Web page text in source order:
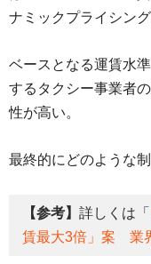
ナミックプライシン
ベースとなる運賃水
するタクシー事業者
性が高い。
最終的にどのような
【参考】 詳しくは「
賃最大3倍」案 業